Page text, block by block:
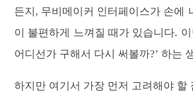
든지, 무비메이커 인터페이스가 손에
이 불편하게 느껴질 때가 있습니다.
어디선가 구해서 다시 써볼까?’ 하는
하지만 여기서 가장 먼저 고려해야 할